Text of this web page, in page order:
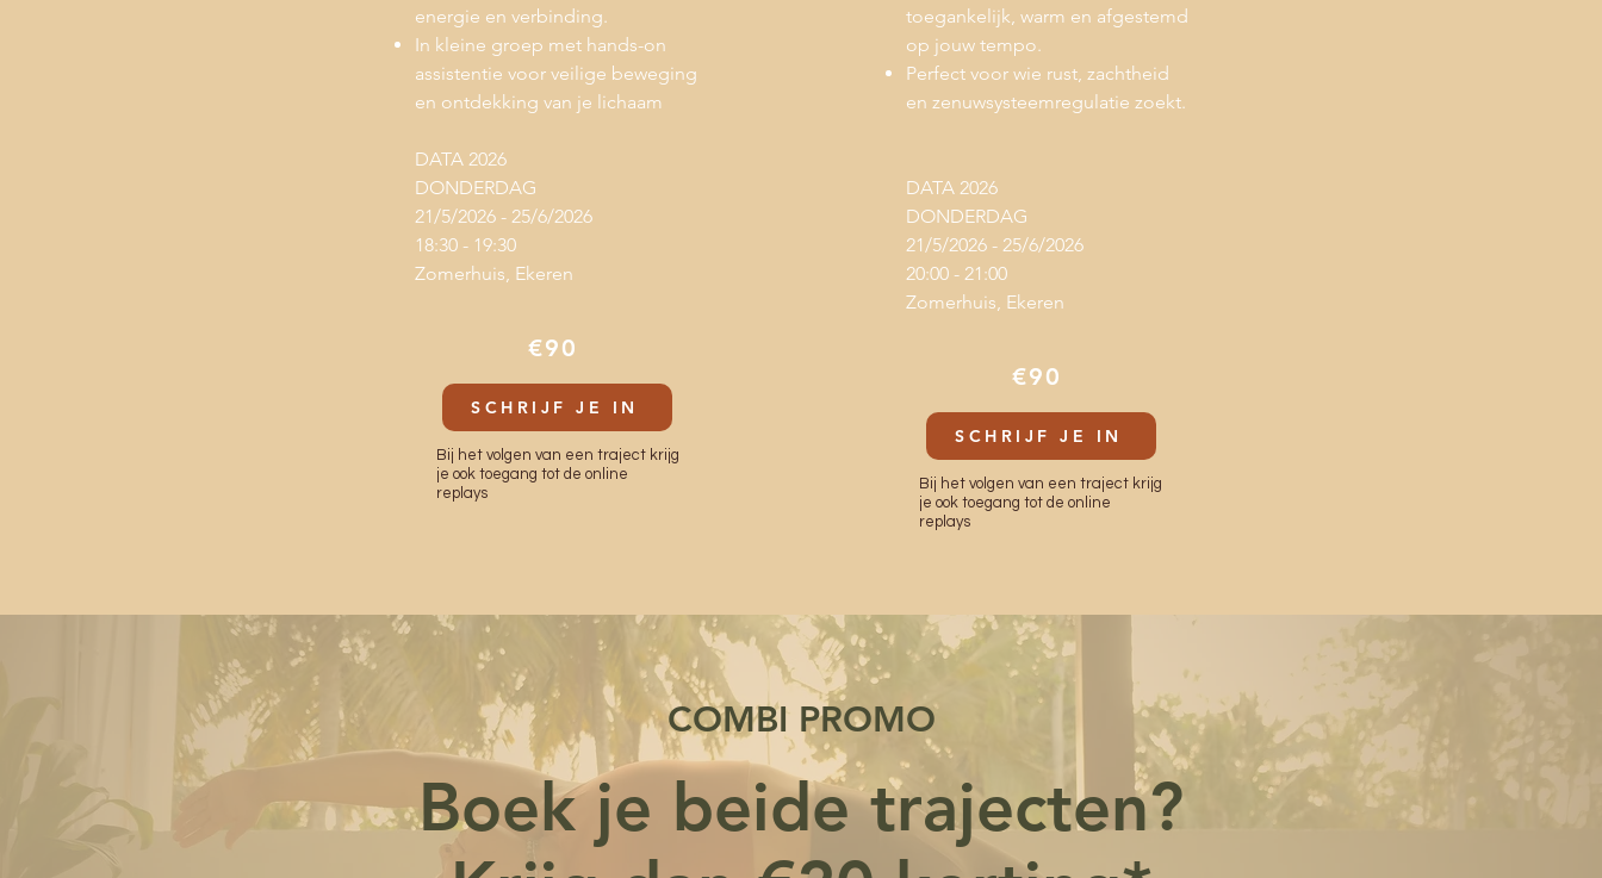
energie en verbinding.​
In kleine groep met hands-on
assistentie voor veilige beweging
en ontdekking van je lichaam
DATA 2026
DONDERDAG
21/5/2026 - 25/6/2026
18:30 - 19:30
Zomerhuis, Ekeren​​
€90
SCHRIJF JE IN
Bij het volgen van een traject krijg
je ook toegang tot de online
replays
toegankelijk, warm en afgestemd
op jouw tempo.
Perfect voor wie rust, zachtheid
en zenuwsysteemregulatie zoekt.
DATA 2026
DONDERDAG
21/5/2026 - 25/6/2026
20:00 - 21:00
Zomerhuis, Ekeren​
€90
SCHRIJF JE IN
Bij het volgen van een traject krijg
je ook toegang tot de online
replays
COMBI PROMO
Boek je beide trajecten?